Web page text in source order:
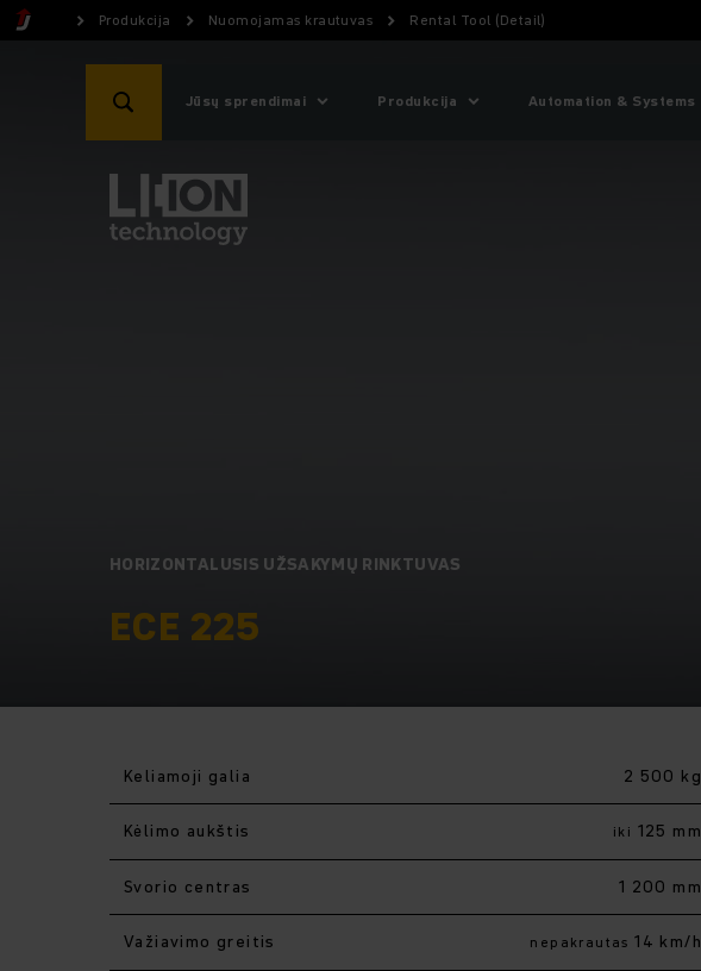
Produkcija Nuomojamas krautuvas Rental Tool (Detail)
Jūsų sprendimai Produkcija Automation & Systems
HORIZONTALUSIS UŽSAKYMŲ RINKTUVAS
ECE 225
Keliamoji galia 2 500 kg
Kėlimo aukštis iki 125 mm
Svorio centras 1 200 mm
Važiavimo greitis nepakrautas 14 km/h